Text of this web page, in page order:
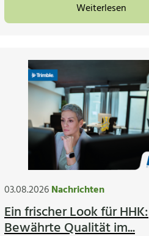
Weiterlesen
03.08.2026Nachrichten
Ein frischer Look für HHK:
Bewährte Qualität im...